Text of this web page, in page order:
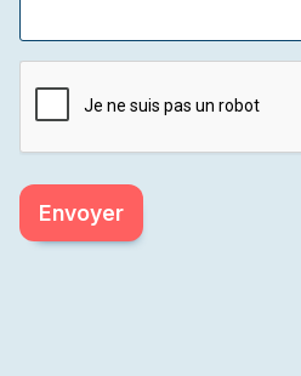
Envoyer